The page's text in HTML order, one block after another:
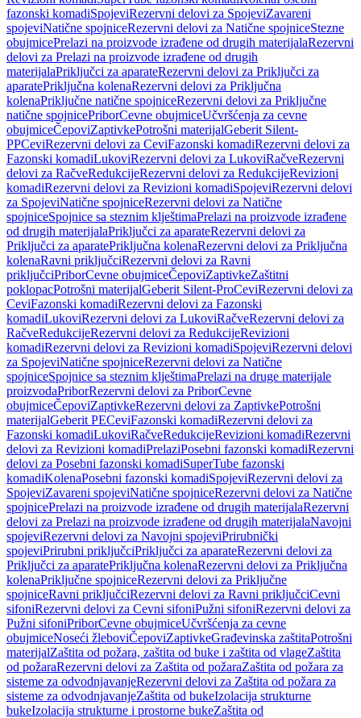
fazonski komadiSpojeviRezervni delovi za SpojeviZavareni
spojeviNatične spojniceRezervni delovi za Natične spojniceStezne
obujmicePrelazi na proizvode izrađene od drugih materijalaRezervni
delovi za Prelazi na proizvode izrađene od drugih
materijalaPriključci za aparateRezervni delovi za Priključci za
aparatePriključna kolenaRezervni delovi za Priključna
kolenaPriključne natične spojniceRezervni delovi za Priključne
natične spojnicePriborCevne obujmiceUčvršćenja za cevne
obujmiceČepoviZaptivkePotrošni materijalGeberit Silent-
PPCeviRezervni delovi za CeviFazonski komadiRezervni delovi za
Fazonski komadiLukoviRezervni delovi za LukoviRačveRezervni
delovi za RačveRedukcijeRezervni delovi za RedukcijeRevizioni
komadiRezervni delovi za Revizioni komadiSpojeviRezervni delovi
za SpojeviNatične spojniceRezervni delovi za Natične
spojniceSpojnice sa steznim klještimaPrelazi na proizvode izrađene
od drugih materijalaPriključci za aparateRezervni delovi za
Priključci za aparatePriključna kolenaRezervni delovi za Priključna
kolenaRavni priključciRezervni delovi za Ravni
priključciPriborCevne obujmiceČepoviZaptivkeZaštitni
poklopacPotrošni materijalGeberit Silent-ProCeviRezervni delovi za
CeviFazonski komadiRezervni delovi za Fazonski
komadiLukoviRezervni delovi za LukoviRačveRezervni delovi za
RačveRedukcijeRezervni delovi za RedukcijeRevizioni
komadiRezervni delovi za Revizioni komadiSpojeviRezervni delovi
za SpojeviNatične spojniceRezervni delovi za Natične
spojniceSpojnice sa steznim klještimaPrelazi na druge materijale
proizvodaPriborRezervni delovi za PriborCevne
obujmiceČepoviZaptivkeRezervni delovi za ZaptivkePotrošni
materijalGeberit PECeviFazonski komadiRezervni delovi za
Fazonski komadiLukoviRačveRedukcijeRevizioni komadiRezervni
delovi za Revizioni komadiPrelaziPosebni fazonski komadiRezervni
delovi za Posebni fazonski komadiSuperTube fazonski
komadiKolenaPosebni fazonski komadiSpojeviRezervni delovi za
SpojeviZavareni spojeviNatične spojniceRezervni delovi za Natične
spojnicePrelazi na proizvode izrađene od drugih materijalaRezervni
delovi za Prelazi na proizvode izrađene od drugih materijalaNavojni
spojeviRezervni delovi za Navojni spojeviPrirubnički
spojeviPrirubni priključciPriključci za aparateRezervni delovi za
Priključci za aparatePriključna kolenaRezervni delovi za Priključna
kolenaPriključne spojniceRezervni delovi za Priključne
spojniceRavni priključciRezervni delovi za Ravni priključciCevni
sifoniRezervni delovi za Cevni sifoniPužni sifoniRezervni delovi za
Pužni sifoniPriborCevne obujmiceUčvršćenja za cevne
obujmiceNoseći žleboviČepoviZaptivkeGrađevinska zaštitaPotrošni
materijalZaštita od požara, zaštita od buke i zaštita od vlageZaštita
od požaraRezervni delovi za Zaštita od požaraZaštita od požara za
sisteme za odvodnjavanjeRezervni delovi za Zaštita od požara za
sisteme za odvodnjavanjeZaštita od bukeIzolacija strukturne
bukeIzolacija strukturne i prostorne bukeZaštita od